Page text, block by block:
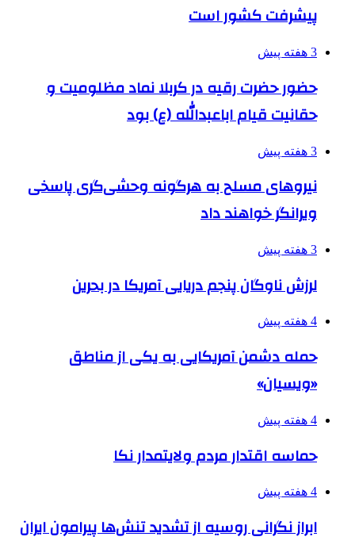
پیشرفت کشور است
3 هفته پیش
حضور حضرت رقیه در کربلا نماد مظلومیت و
حقانیت قیام اباعبدالله (ع) بود
3 هفته پیش
نیروهای مسلح به هرگونه وحشی‌گری پاسخی
ویرانگر خواهند داد
3 هفته پیش
لرزش ناوگان پنجم دریایی آمریکا در بحرین
4 هفته پیش
حمله دشمن آمریکایی به یکی از مناطق
«ویسیان»
4 هفته پیش
حماسه اقتدار مردم ولایتمدار نکا
4 هفته پیش
ابراز نگرانی روسیه از تشدید تنش‌ها پیرامون ایران